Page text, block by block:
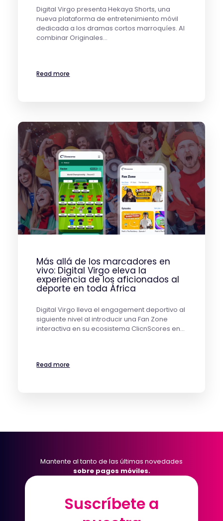
Digital Virgo presenta Hekaya Shorts, una
nueva plataforma de entretenimiento móvil
dedicada a los dramas cortos marroquíes. Al
combinar Originales…
Read more
Más allá de los marcadores en
vivo: Digital Virgo eleva la
experiencia de los aficionados al
deporte en toda África
Digital Virgo lleva el engagement deportivo al
siguiente nivel al introducir una Fan Zone
interactiva en su ecosistema ClicnScores en…
Read more
Mantente al tanto de las últimas novedades
sobre pagos móviles.
Suscríbete a
Suscríbete a